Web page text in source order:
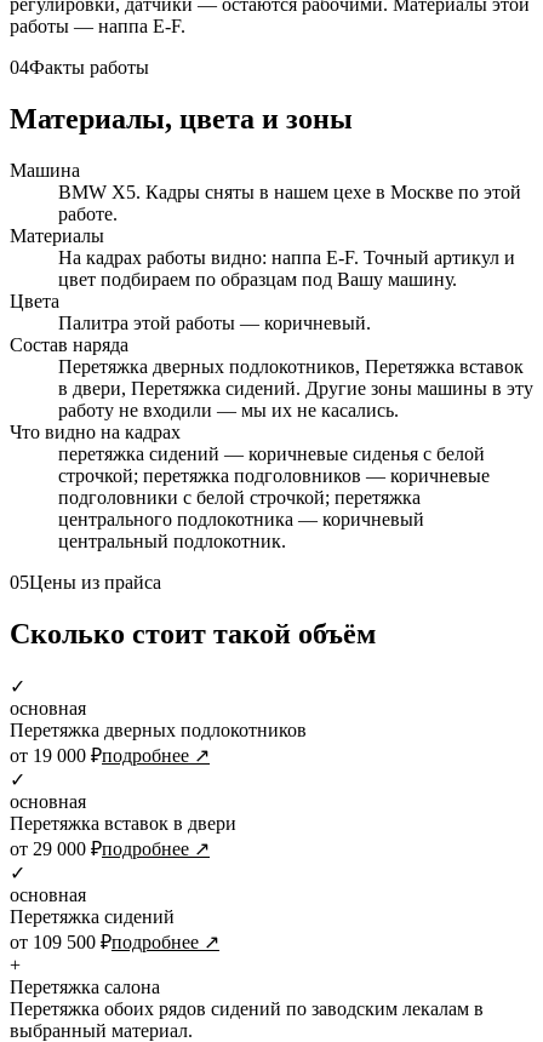
регулировки, датчики — остаются рабочими. Материалы этой
работы — наппа E-F.
04Факты работы
Материалы, цвета и зоны
Машина
BMW X5. Кадры сняты в нашем цехе в Москве по этой
работе.
Материалы
На кадрах работы видно: наппа E-F. Точный артикул и
цвет подбираем по образцам под Вашу машину.
Цвета
Палитра этой работы — коричневый.
Состав наряда
Перетяжка дверных подлокотников, Перетяжка вставок
в двери, Перетяжка сидений. Другие зоны машины в эту
работу не входили — мы их не касались.
Что видно на кадрах
перетяжка сидений — коричневые сиденья с белой
строчкой; перетяжка подголовников — коричневые
подголовники с белой строчкой; перетяжка
центрального подлокотника — коричневый
центральный подлокотник.
05Цены из прайса
Сколько стоит такой объём
✓
основная
Перетяжка дверных подлокотников
от 19 000 ₽подробнее ↗
✓
основная
Перетяжка вставок в двери
от 29 000 ₽подробнее ↗
✓
основная
Перетяжка сидений
от 109 500 ₽подробнее ↗
+
Перетяжка салона
Перетяжка обоих рядов сидений по заводским лекалам в
выбранный материал.